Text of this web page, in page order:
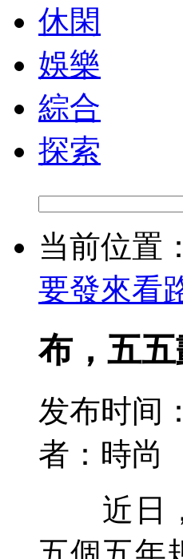
休閑
娛樂
綜合
探索
当前位置：
要發來看
布，五
发布时间
者：時尚
近日，